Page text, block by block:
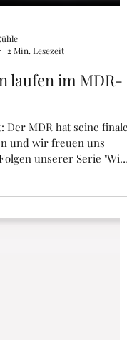
2 Min. Lesezeit
laufen im MDR-
Der MDR hat seine finale
unserer Serie "Wie
(und anschließend der